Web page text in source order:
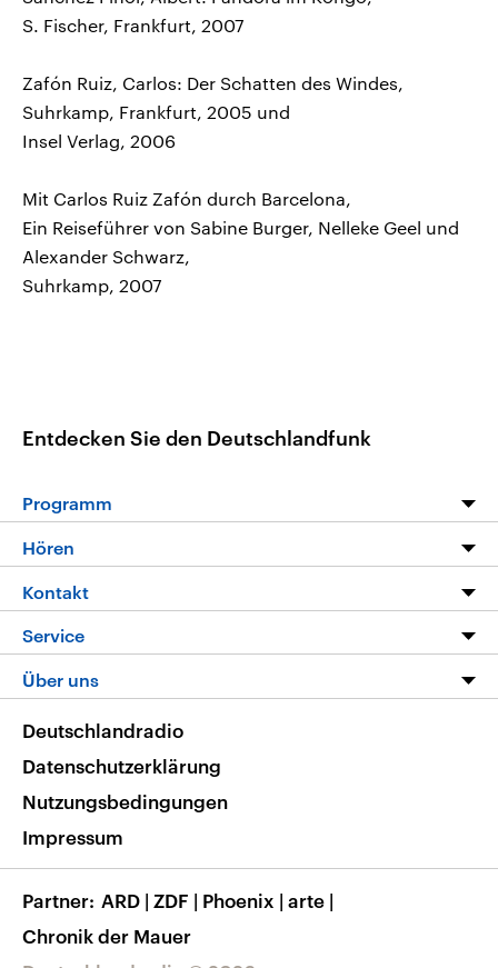
S. Fischer, Frankfurt, 2007
Zafón Ruiz, Carlos: Der Schatten des Windes,
Suhrkamp, Frankfurt, 2005 und
Insel Verlag, 2006
Mit Carlos Ruiz Zafón durch Barcelona,
Ein Reiseführer von Sabine Burger, Nelleke Geel und
Alexander Schwarz,
Suhrkamp, 2007
Entdecken Sie den Deutschlandfunk
Programm
Die Nachrichten
Nachrichtenleicht
Neue Beiträge auf dlf.de
Hören
Livestream
Podcasts
Deutschlandfunk App
Nachrichten App
Frequenzen
Kontakt
Hörerservice
Service
FAQ
Veranstaltungen
Musikliste
RSS
Über uns
Barrierefreiheit
Deutschlandradio
Datenschutzerklärung
Nutzungsbedingungen
Impressum
Partner ARD | ZDF | Phoenix | arte |
Chronik der Mauer